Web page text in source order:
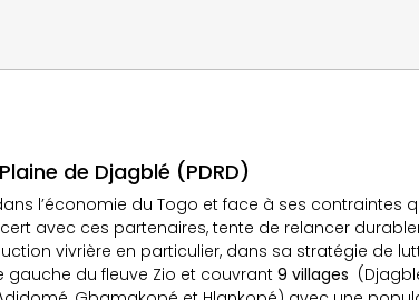
de Djagblé (PDRD)
l’économie du Togo et face à ses contraintes
avec ces partenaires, tente de relancer
vivrière en particulier, dans sa stratégie de
gauche du fleuve Zio et couvrant 9 villages